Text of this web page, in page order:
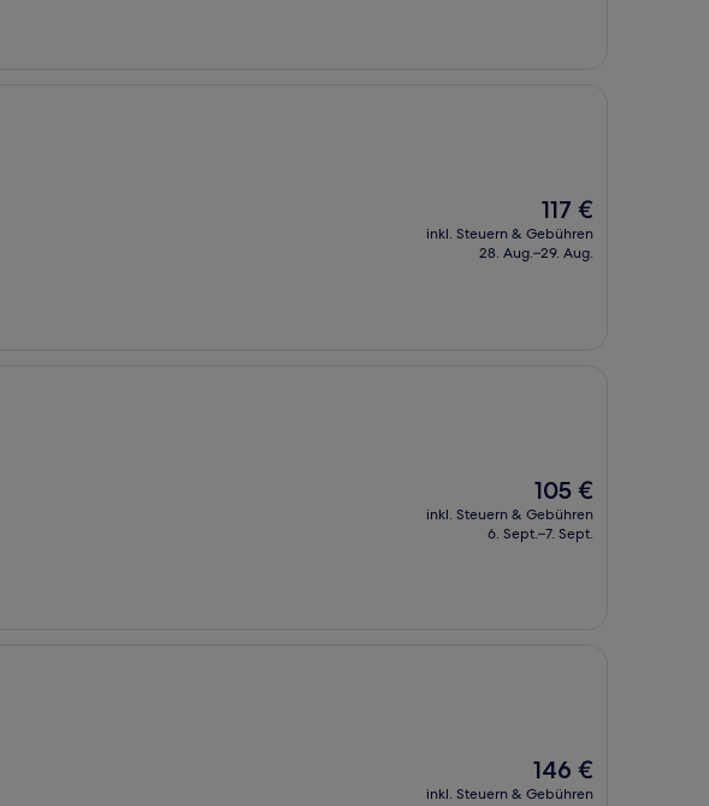
Der
Preis
beträgt
117 €
inkl. Steuern & Gebühren
28. Aug.–29. Aug.
Der
Preis
beträgt
105 €
inkl. Steuern & Gebühren
6. Sept.–7. Sept.
Der
Preis
146 €
inkl. Steuern & Gebühren